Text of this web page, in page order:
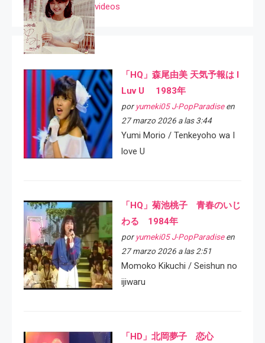
videos
「HQ」森尾由美 天気予報は I
Luv U 1983年
por yumeki05 J-PopParadiseen
27 marzo 2026 a las 3:44
Yumi Morio / Tenkeyoho wa I
love U
「HQ」菊池桃子 青春のいじ
わる 1984年
por yumeki05 J-PopParadiseen
27 marzo 2026 a las 2:51
Momoko Kikuchi / Seishun no
ijiwaru
「HD」北岡夢子 恋心